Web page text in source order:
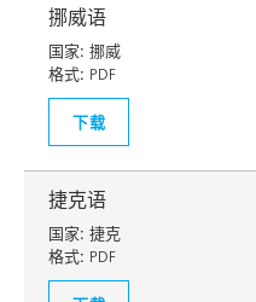
挪威语
国家: 挪威
格式: PDF
下载
捷克语
国家: 捷克
格式: PDF